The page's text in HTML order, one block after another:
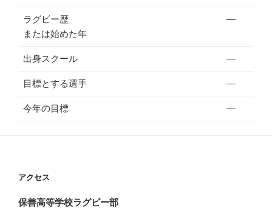
ラグビー歴
または始めた年
―
出身スクール ―
目標とする選手 ―
今年の目標 ―
アクセス
保善高等学校ラグビー部